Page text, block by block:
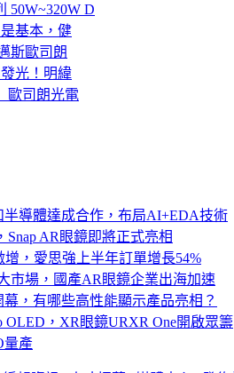
50W~320W D
是基本，健
斯歐司朗
光！明緯
歐司朗光電
半導體達成合作，布局AI+EDA技術
Snap AR眼鏡即將正式亮相
，愛思強上半年訂單增長54%
市場，國產AR眼鏡企業出海加速
幕，有哪些高性能顯示產品亮相？
OLED，XR眼鏡URXR One開啟眾籌
量產